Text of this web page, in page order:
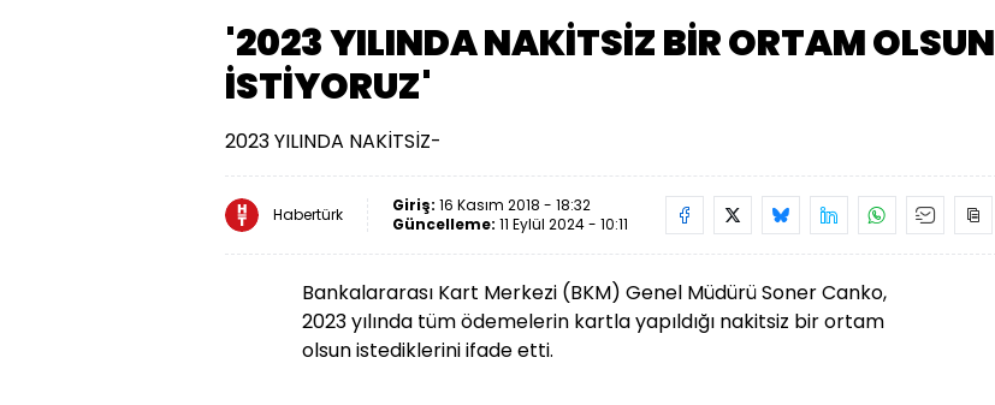
'2023 YILINDA NAKİTSİZ BİR ORTAM OLSUN
İSTİYORUZ'
2023 YILINDA NAKİTSİZ-
Habertürk Giriş: 16 Kasım 2018 - 18:32
Güncelleme: 11 Eylül 2024 - 10:11
Bankalararası Kart Merkezi (BKM) Genel Müdürü Soner Canko,
2023 yılında tüm ödemelerin kartla yapıldığı nakitsiz bir ortam
olsun istediklerini ifade etti.